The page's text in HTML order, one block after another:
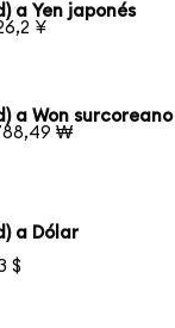
a Yen japonés
¥
a Won surcoreano
₩
a Dólar
$